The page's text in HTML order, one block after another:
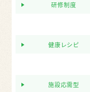
研修制度
健康レシピ
施設応需型